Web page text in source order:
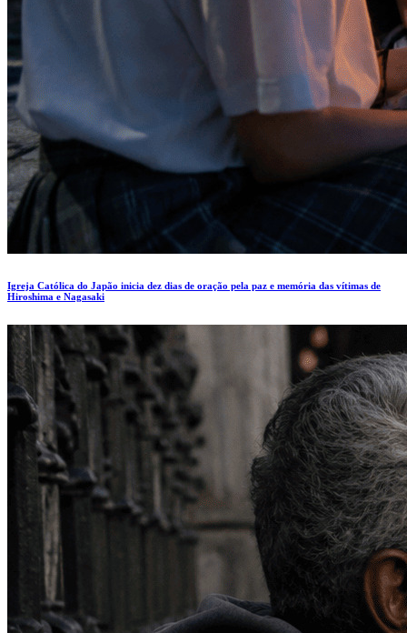
Igreja Católica do Japão inicia dez dias de oração pela paz e memória das vítimas de
Hiroshima e Nagasaki